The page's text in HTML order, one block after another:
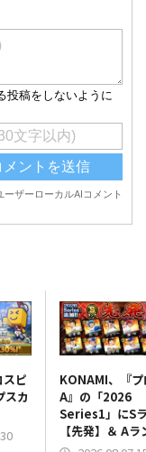
ピ
スカ
KONAMI、『
A』の「2026
Series1」にS
【先発】＆ Aラ
【野手】新登